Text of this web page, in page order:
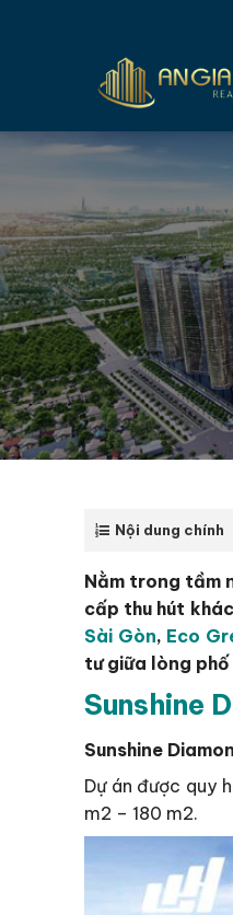
Nội dung chính
Nằm trong tầm
cấp thu hút
Sài Gòn, Eco
tư giữa lòng
Sunshine
Sunshine
Dự án được quy
m2 – 180 m2.